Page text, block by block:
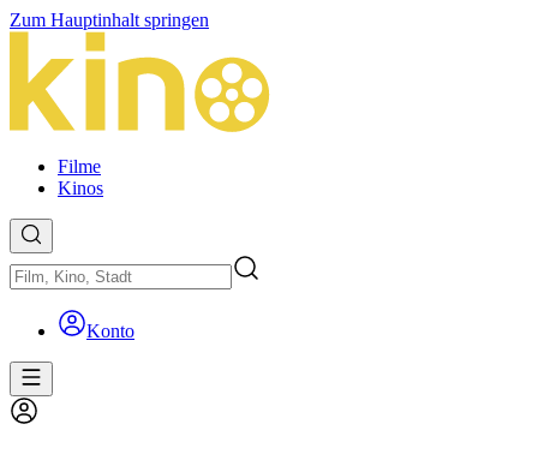
Zum Hauptinhalt springen
Filme
Kinos
Konto